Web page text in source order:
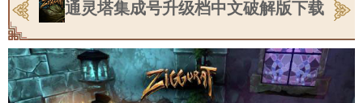
通灵塔集成号升级档中文破解版下载